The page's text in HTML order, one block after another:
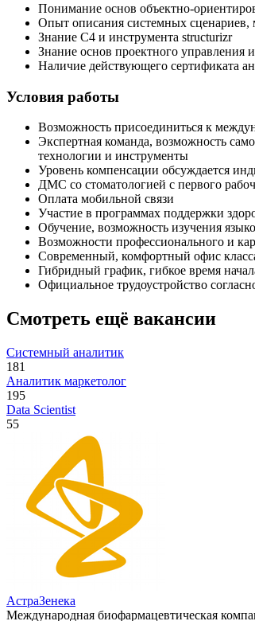
Понимание основ объектно-
Опыт описания системных сценариев,
Знание С4 и инструмента structurizr
Знание основ проектного управления
Наличие действующего сертификата
Условия работы
Возможность присоединиться к
Экспертная команда, возможность
технологии и инструменты
Уровень компенсации обсуждается
ДМС со стоматологией с первого
Оплата мобильной связи
Участие в программах поддержки
Обучение, возможность изучения
Возможности профессионального и
Современный, комфортный офис
Гибридный график, гибкое время
Официальное трудоустройство
Смотреть ещё вакансии
Системный аналитик
181
Аналитик маркетолог
195
Data Scientist
55
АстраЗенека
Международная биофармацевтическая